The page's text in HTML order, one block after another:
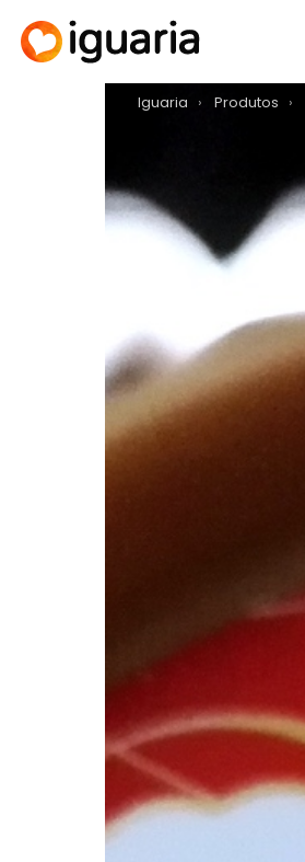
You are here:
Iguaria Produtos